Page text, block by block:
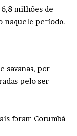
milhões de
naquele período.
savanas, por
pelo ser
foram Corumbá